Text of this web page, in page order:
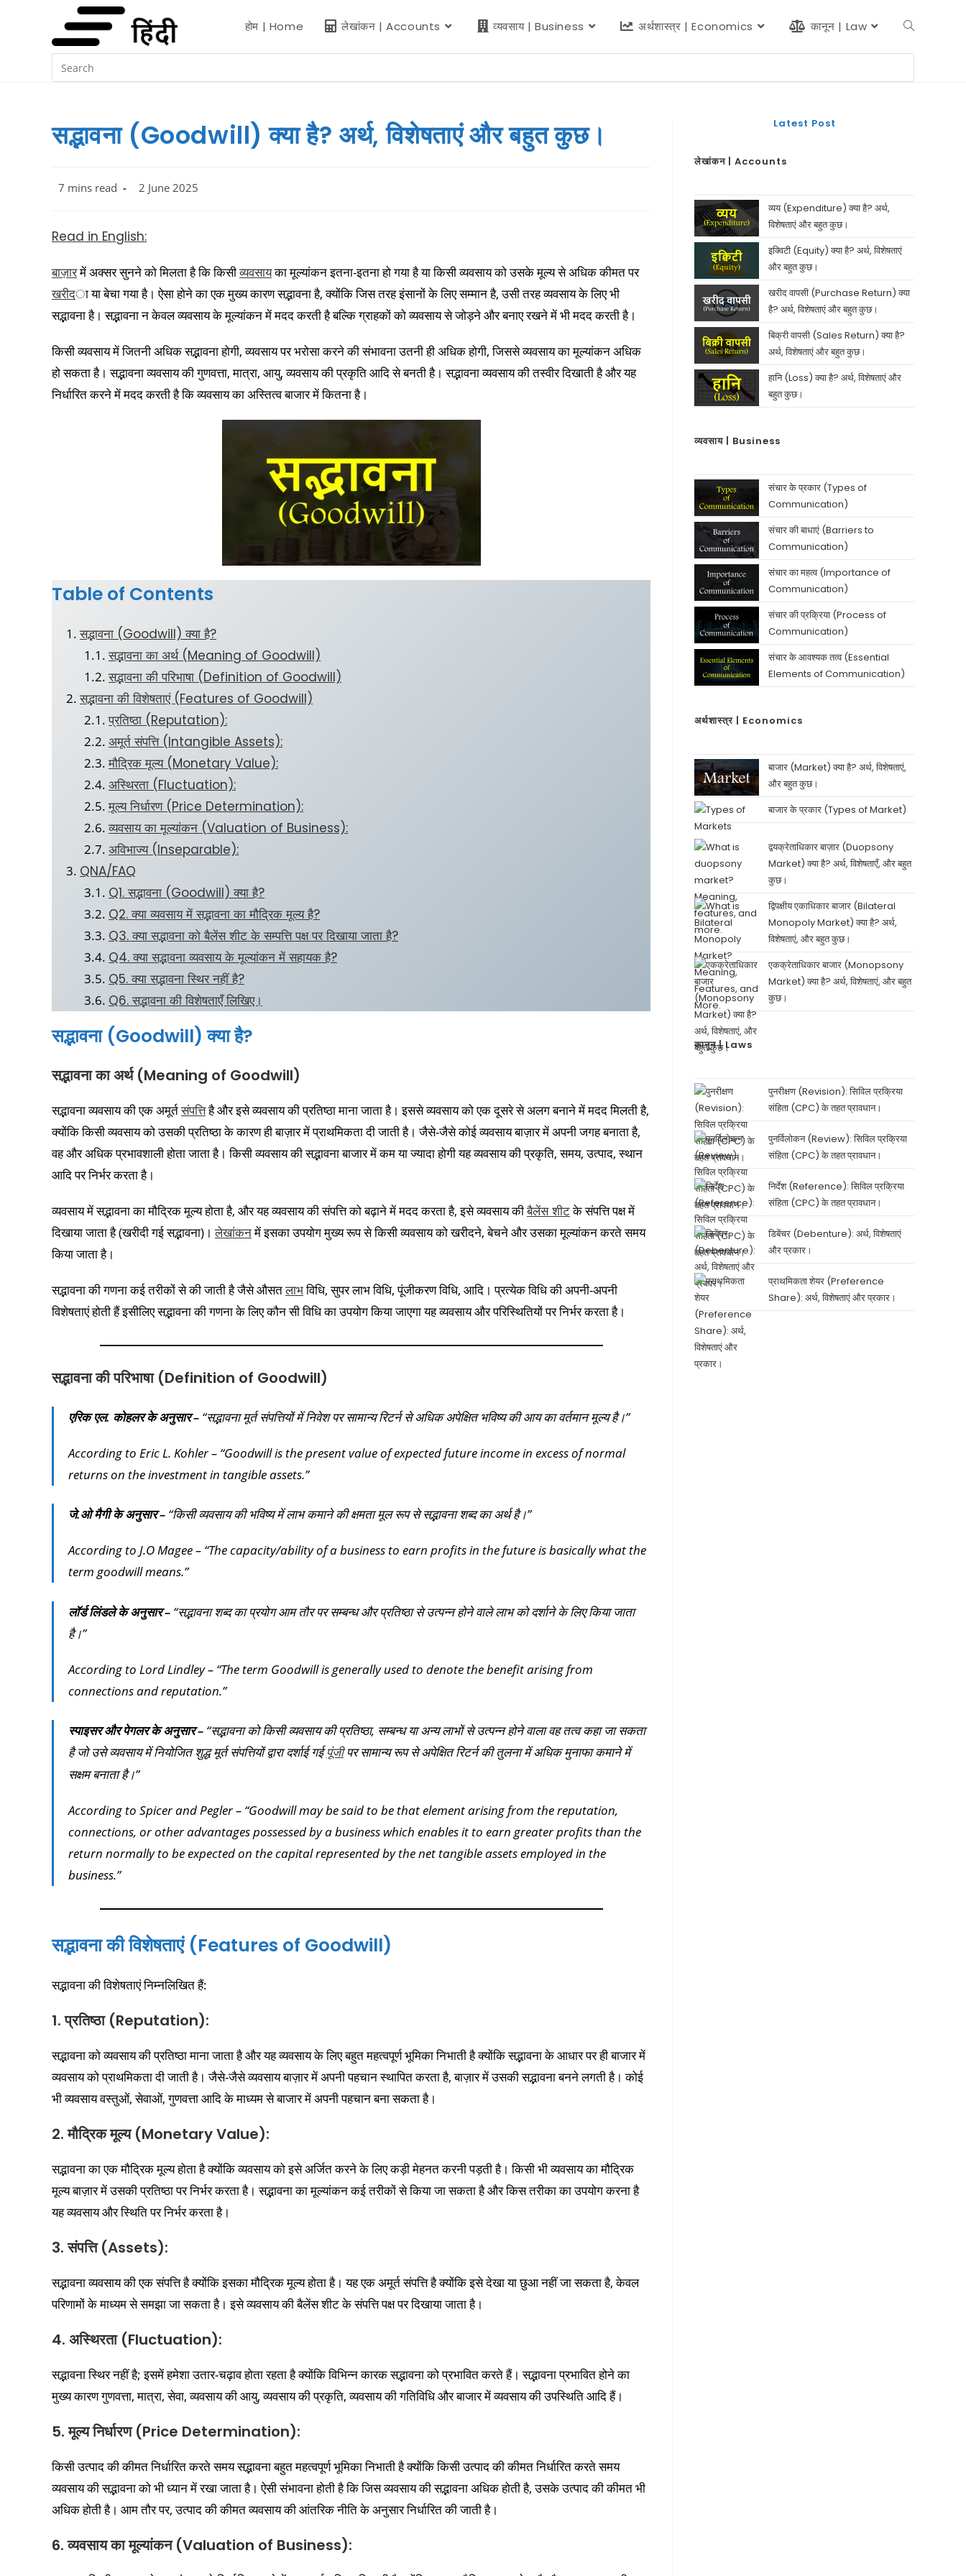
होम | Home लेखांकन | Accounts व्यवसाय | Business अर्थशास्त्र | Economics कानून | Law
सद्भावना (Goodwill) क्या है? अर्थ, विशेषताएं और बहुत कुछ।
7 mins read 2 June 2025
Read in English:
बाज़ारमें अक्सर सुनने को मिलता है कि किसीव्यवसायका मूल्यांकन इतना-इतना हो गया है या किसी व्यवसाय को उसके मूल्य से अधिक कीमत पर
खरीदा या बेचा गया है। ऐसा होने का एक मुख्य कारण सद्भावना है, क्योंकि जिस तरह इंसानों के लिए सम्मान है, उसी तरह व्यवसाय के लिए भी
सद्भावना है। सद्भावना न केवल व्यवसाय के मूल्यांकन में मदद करती है बल्कि ग्राहकों को व्यवसाय से जोड़ने और बनाए रखने में भी मदद करती है।
किसी व्यवसाय में जितनी अधिक सद्भावना होगी, व्यवसाय पर भरोसा करने की संभावना उतनी ही अधिक होगी, जिससे व्यवसाय का मूल्यांकन अधिक
हो सकता है। सद्भावना व्यवसाय की गुणवत्ता, मात्रा, आयु, व्यवसाय की प्रकृति आदि से बनती है। सद्भावना व्यवसाय की तस्वीर दिखाती है और यह
निर्धारित करने में मदद करती है कि व्यवसाय का अस्तित्व बाजार में कितना है।
Table of Contents
सद्भावना (Goodwill) क्या है?
सद्भावना का अर्थ (Meaning of Goodwill)
सद्भावना की परिभाषा (Definition of Goodwill)
सद्भावना की विशेषताएं (Features of Goodwill)
प्रतिष्ठा (Reputation):
अमूर्त संपत्ति (Intangible Assets):
मौद्रिक मूल्य (Monetary Value):
अस्थिरता (Fluctuation):
मूल्य निर्धारण (Price Determination):
व्यवसाय का मूल्यांकन (Valuation of Business):
अविभाज्य (Inseparable):
QNA/FAQ
Q1. सद्भावना (Goodwill) क्या है?
Q2. क्या व्यवसाय में सद्भावना का मौद्रिक मूल्य है?
Q3. क्या सद्भावना को बैलेंस शीट के सम्पत्ति पक्ष पर दिखाया जाता है?
Q4. क्या सद्भावना व्यवसाय के मूल्यांकन में सहायक है?
Q5. क्या सद्भावना स्थिर नहीं है?
Q6. सद्भावना की विशेषताएँ लिखिए।
सद्भावना (Goodwill) क्या है?
सद्भावना का अर्थ (Meaning of Goodwill)
सद्भावना व्यवसाय की एक अमूर्तसंपत्तिहै और इसे व्यवसाय की प्रतिष्ठा माना जाता है। इससे व्यवसाय को एक दूसरे से अलग बनाने में मदद मिलती है,
क्योंकि किसी व्यवसाय को उसकी प्रतिष्ठा के कारण ही बाज़ार में प्राथमिकता दी जाती है। जैसे-जैसे कोई व्यवसाय बाज़ार में अपनी जगह बनाता है,
वह और अधिक प्रभावशाली होता जाता है। किसी व्यवसाय की सद्भावना बाजार में कम या ज्यादा होगी यह व्यवसाय की प्रकृति, समय, उत्पाद, स्थान
आदि पर निर्भर करता है।
व्यवसाय में सद्भावना का मौद्रिक मूल्य होता है, और यह व्यवसाय की संपत्ति को बढ़ाने में मदद करता है, इसे व्यवसाय कीबैलेंस शीटके संपत्ति पक्ष में
दिखाया जाता है (खरीदी गई सद्भावना)।लेखांकनमें इसका उपयोग मुख्य रूप से किसी व्यवसाय को खरीदने, बेचने और उसका मूल्यांकन करते समय
किया जाता है।
सद्भावना की गणना कई तरीकों से की जाती है जैसे औसतलाभविधि, सुपर लाभ विधि, पूंजीकरण विधि, आदि। प्रत्येक विधि की अपनी-अपनी
विशेषताएं होती हैं इसीलिए सद्भावना की गणना के लिए कौन सी विधि का उपयोग किया जाएगा यह व्यवसाय और परिस्थितियों पर निर्भर करता है।
सद्भावना की परिभाषा (Definition of Goodwill)
एरिक एल. कोहलर के अनुसार – “सद्भावना मूर्त संपत्तियों में निवेश पर सामान्य रिटर्न से अधिक अपेक्षित भविष्य की आय का वर्तमान मूल्य है।”
According to Eric L. Kohler – “Goodwill is the present value of expected future income in excess of normal
returns on the investment in tangible assets.”
जे.ओ मैगी के अनुसार – “किसी व्यवसाय की भविष्य में लाभ कमाने की क्षमता मूल रूप से सद्भावना शब्द का अर्थ है।”
According to J.O Magee – “The capacity/ability of a business to earn profits in the future is basically what the
term goodwill means.”
लॉर्ड लिंडले के अनुसार – “सद्भावना शब्द का प्रयोग आम तौर पर सम्बन्ध और प्रतिष्ठा से उत्पन्न होने वाले लाभ को दर्शाने के लिए किया जाता
है।”
According to Lord Lindley – “The term Goodwill is generally used to denote the benefit arising from
connections and reputation.”
स्पाइसर और पेगलर के अनुसार – “सद्भावना को किसी व्यवसाय की प्रतिष्ठा, सम्बन्ध या अन्य लाभों से उत्पन्न होने वाला वह तत्व कहा जा सकता
है जो उसे व्यवसाय में नियोजित शुद्ध मूर्त संपत्तियों द्वारा दर्शाई गईपूंजीपर सामान्य रूप से अपेक्षित रिटर्न की तुलना में अधिक मुनाफा कमाने में
सक्षम बनाता है।”
According to Spicer and Pegler – “Goodwill may be said to be that element arising from the reputation,
connections, or other advantages possessed by a business which enables it to earn greater profits than the
return normally to be expected on the capital represented by the net tangible assets employed in the
business.”
सद्भावना की विशेषताएं (Features of Goodwill)
सद्भावना की विशेषताएं निम्नलिखित हैं:
1. प्रतिष्ठा (Reputation):
सद्भावना को व्यवसाय की प्रतिष्ठा माना जाता है और यह व्यवसाय के लिए बहुत महत्वपूर्ण भूमिका निभाती है क्योंकि सद्भावना के आधार पर ही बाजार में
व्यवसाय को प्राथमिकता दी जाती है। जैसे-जैसे व्यवसाय बाज़ार में अपनी पहचान स्थापित करता है, बाज़ार में उसकी सद्भावना बनने लगती है। कोई
भी व्यवसाय वस्तुओं, सेवाओं, गुणवत्ता आदि के माध्यम से बाजार में अपनी पहचान बना सकता है।
2. मौद्रिक मूल्य (Monetary Value):
सद्भावना का एक मौद्रिक मूल्य होता है क्योंकि व्यवसाय को इसे अर्जित करने के लिए कड़ी मेहनत करनी पड़ती है। किसी भी व्यवसाय का मौद्रिक
मूल्य बाज़ार में उसकी प्रतिष्ठा पर निर्भर करता है। सद्भावना का मूल्यांकन कई तरीकों से किया जा सकता है और किस तरीका का उपयोग करना है
यह व्यवसाय और स्थिति पर निर्भर करता है।
3. संपत्ति (Assets):
सद्भावना व्यवसाय की एक संपत्ति है क्योंकि इसका मौद्रिक मूल्य होता है। यह एक अमूर्त संपत्ति है क्योंकि इसे देखा या छुआ नहीं जा सकता है, केवल
परिणामों के माध्यम से समझा जा सकता है। इसे व्यवसाय की बैलेंस शीट के संपत्ति पक्ष पर दिखाया जाता है।
4. अस्थिरता (Fluctuation):
सद्भावना स्थिर नहीं है; इसमें हमेशा उतार-चढ़ाव होता रहता है क्योंकि विभिन्न कारक सद्भावना को प्रभावित करते हैं। सद्भावना प्रभावित होने का
मुख्य कारण गुणवत्ता, मात्रा, सेवा, व्यवसाय की आयु, व्यवसाय की प्रकृति, व्यवसाय की गतिविधि और बाजार में व्यवसाय की उपस्थिति आदि हैं।
5. मूल्य निर्धारण (Price Determination):
किसी उत्पाद की कीमत निर्धारित करते समय सद्भावना बहुत महत्वपूर्ण भूमिका निभाती है क्योंकि किसी उत्पाद की कीमत निर्धारित करते समय
व्यवसाय की सद्भावना को भी ध्यान में रखा जाता है। ऐसी संभावना होती है कि जिस व्यवसाय की सद्भावना अधिक होती है, उसके उत्पाद की कीमत भी
अधिक होती है। आम तौर पर, उत्पाद की कीमत व्यवसाय की आंतरिक नीति के अनुसार निर्धारित की जाती है।
6. व्यवसाय का मूल्यांकन (Valuation of Business):
Latest Post
लेखांकन | Accounts
व्यय (Expenditure) क्या है? अर्थ,
विशेषताएं और बहुत कुछ।
इक्विटी (Equity) क्या है? अर्थ, विशेषताएं
और बहुत कुछ।
खरीद वापसी (Purchase Return) क्या
है? अर्थ, विशेषताएं और बहुत कुछ।
बिक्री वापसी (Sales Return) क्या है?
अर्थ, विशेषताएं और बहुत कुछ।
हानि (Loss) क्या है? अर्थ, विशेषताएं और
बहुत कुछ।
व्यवसाय | Business
संचार के प्रकार (Types of
Communication)
संचार की बाधाएं (Barriers to
Communication)
संचार का महत्व (Importance of
Communication)
संचार की प्रक्रिया (Process of
Communication)
संचार के आवश्यक तत्व (Essential
Elements of Communication)
अर्थशास्त्र | Economics
बाजार (Market) क्या है? अर्थ, विशेषताएं,
और बहुत कुछ।
बाजार के प्रकार (Types of Market)
द्वयक्रेताधिकार बाज़ार (Duopsony
Market) क्या है? अर्थ, विशेषताएँ, और बहुत
कुछ।
द्विपक्षीय एकाधिकार बाजार (Bilateral
Monopoly Market) क्या है? अर्थ,
विशेषताएं, और बहुत कुछ।
एकक्रेताधिकार बाजार (Monopsony
Market) क्या है? अर्थ, विशेषताएं, और बहुत
कुछ।
कानून | Laws
पुनरीक्षण (Revision): सिविल प्रक्रिया
संहिता (CPC) के तहत प्रावधान।
पुनर्विलोकन (Review): सिविल प्रक्रिया
संहिता (CPC) के तहत प्रावधान।
निर्देश (Reference): सिविल प्रक्रिया
संहिता (CPC) के तहत प्रावधान।
डिबेंचर (Debenture): अर्थ, विशेषताएं
और प्रकार।
प्राथमिकता शेयर (Preference
Share): अर्थ, विशेषताएं और प्रकार।